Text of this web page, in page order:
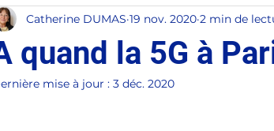
Chine Conseil de Paris Corée
foire, salons, congrès France / Monde
quand la 5G à
Catherine DUMAS 19 nov. 2020 2 min de
mise à jour : 3 déc. 2020